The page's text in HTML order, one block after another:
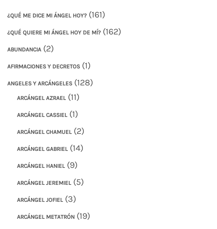
¿QUÉ ME DICE MI ÁNGEL HOY? (161)
¿QUÉ QUIERE MI ÁNGEL HOY DE MÍ? (162)
ABUNDANCIA (2)
AFIRMACIONES Y DECRETOS (1)
ANGELES Y ARCÁNGELES (128)
ARCÁNGEL AZRAEL (11)
ARCÁNGEL CASSIEL (1)
ARCÁNGEL CHAMUEL (2)
ARCÁNGEL GABRIEL (14)
ARCÁNGEL HANIEL (9)
ARCÁNGEL JEREMIEL (5)
ARCÁNGEL JOFIEL (3)
ARCÁNGEL METATRÓN (19)